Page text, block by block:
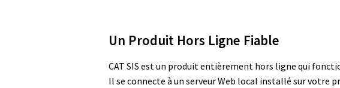
Un Produit Hors Ligne Fiable
CAT SIS est un produit entièrement hors ligne qui
Il se connecte à un serveur Web local installé sur votre